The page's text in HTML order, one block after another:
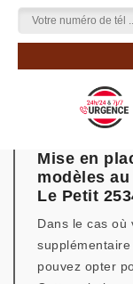
Mise en
modèles
Le Petit
Dans le cas où
pouvez opter